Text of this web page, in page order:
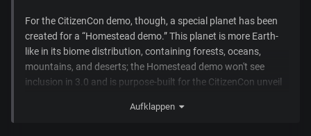
For the CitizenCon demo, though, a special planet has been
created for a “Homestead demo.” This planet is more Earth-
like in its biome distribution, containing forests, oceans,
mountains, and deserts; the Homestead demo won't see
inclusion in 3.0 and is purpose-built for the CitizenCon unveil
Aufklappen